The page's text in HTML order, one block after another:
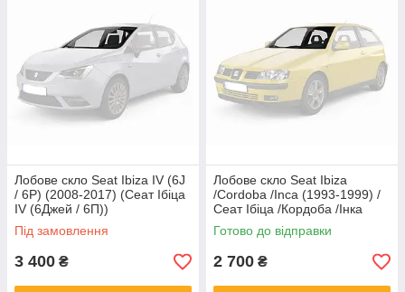
Лобове скло Seat Ibiza IV (6J
/ 6P) (2008-2017) (Сеат Ібіца
IV (6Джей / 6П))
Під замовлення
3 400 ₴
Лобове скло Seat Ibiza
/Cordoba /Inca (1993-1999) /
Сеат Ібіца /Кордоба /Інка
Готово до відправки
2 700 ₴